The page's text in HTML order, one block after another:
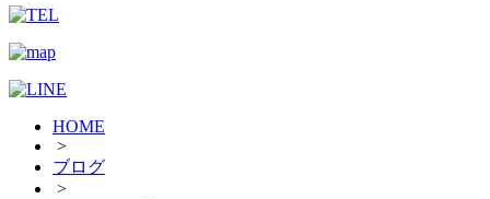
HOME
>
ブログ
>